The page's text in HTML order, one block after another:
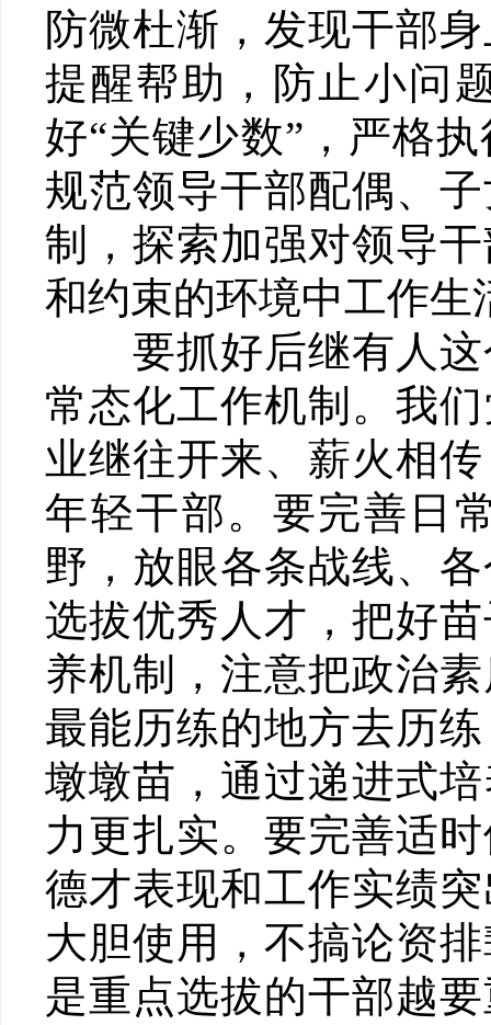
防微杜渐，发现干部
提醒帮助，防止小问
好“关键少数”，严格
规范领导干部配偶、
制，探索加强对领导
和约束的环境中工作生
要抓好后继有人这
常态化工作机制。我
业继往开来、薪火相
年轻干部。要完善日
野，放眼各条战线、
选拔优秀人才，把好
养机制，注意把政治
最能历练的地方去历
墩墩苗，通过递进式
力更扎实。要完善适
德才表现和工作实绩
大胆使用，不搞论资
是重点选拔的干部越